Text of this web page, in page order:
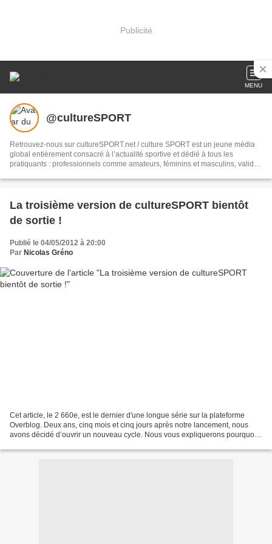
Publicité
MENU
@cultureSPORT
Retrouvez-nous sur cultureSPORT.net / culture SPORT est un jeune média
global entièrement consacré à l’actualité sportive et dédié à tous les
pratiquants : professionnels comme amateurs, féminins et masculins, valides
La troisième version de cultureSPORT bientôt
de sortie !
Publié le 04/05/2012 à 20:00
Par Nicolas Gréno
Cet article, le 2 660e, est le dernier d'une longue série sur la plateforme
Overblog. Deux ans, cinq mois et cinq jours après notre lancement, nous
avons décidé d’ouvrir un nouveau cycle. Nous vous expliquerons pourquoi